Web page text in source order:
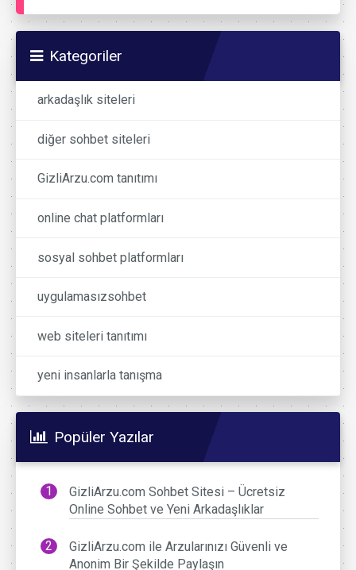
Kategoriler
arkadaşlık siteleri
diğer sohbet siteleri
GizliArzu.com tanıtımı
online chat platformları
sosyal sohbet platformları
uygulamasızsohbet
web siteleri tanıtımı
yeni insanlarla tanışma
Popüler Yazılar
GizliArzu.com Sohbet Sitesi – Ücretsiz
Online Sohbet ve Yeni Arkadaşlıklar
GizliArzu.com ile Arzularınızı Güvenli ve
Anonim Bir Şekilde Paylaşın